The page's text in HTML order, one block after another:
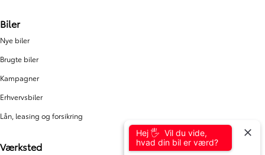
Biler
Nye biler
Brugte biler
Kampagner
Erhvervsbiler
Lån, leasing og forsikring
Værksted
Hej 🖐 Vil du vide,
hvad din bil er værd?